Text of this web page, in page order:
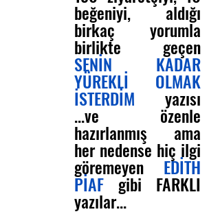
beğeniyi, aldığı
birkaç yorumla
SENİN KADAR
YÜREKLİ OLMAK
İSTERDİM yazısı
...ve özenle
hazırlanmış ama
her nedense hiç ilgi
göremeyen EDİTH
PİAF gibi FARKLI
yazılar...